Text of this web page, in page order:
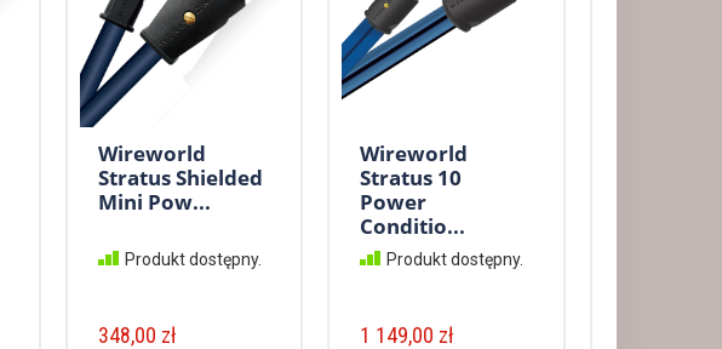
Wireworld
Stratus Shielded
Mini Pow...
Produkt dostępny.
348,00 zł
Wireworld
Stratus 10
Power
Conditio...
Produkt dostępny.
1 149,00 zł